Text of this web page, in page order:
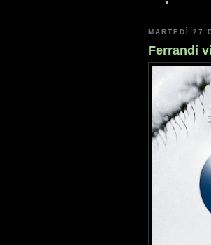
MARTEDÌ 27
Ferrandi